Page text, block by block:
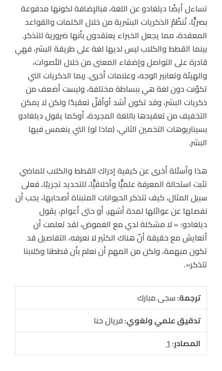
تساءل أيضًا ديلغادو عن اللغة، فبالإضافة لكونها مدفوعة
بصريًّا، تُنظّمُ الذكريات البشرية من خلال الكلمات والقواعد
المعقدة، مما يجعل الخبراء يعتقدون بأنها ضرورية للتذكر.
بينما القطط والكلاب ليس لديها لغة على طريقة البشر، فهي
قادرة على التواصل وإضفاء المعنى من خلال الأصوات،
والهيئة وتعابير الوجه، وعلامات أخرى. ربما الذكريات التي
تكوّنت دون لغة هي ببساطة مختلفة، وليست أضعف من
ذكريات البشر، وقد تكون أشد أوأقلّ تعقيدًا ولكن لا يمكن
التخفيف من تعقيدها باللغة المجردة، أوكما يقول ديلغادو
بسيناريوهات التخمين الثاني، (ماذا لو) التي ينغمس فيها
البشر.
هذا وأسئلة أخرى عن كيفية إدراك القطط والكلاب للماضي
تثبت استحالة المعرفة علميًّا وأخلاقيًّا، للتحديد تجريبًا، فعلى
سبيل المثال، كيف تتذكر الحيوانات المتبناة أصحابها، يجب أن
نفصلها عن عوائلها لمدة أشهر، أو حتى أعوام، يقول
ديلغادو: « لا مشكلة لدي مع الغموض، لقد تعلمت أن
أتعايش مع حقيقة أنّ هناك الكثير لا نعرفه، التفاصيل قد
تكون مبهمة، ولكن من المهم أن نعلم بأن قططنا وكلابنا
تتذكر».
ترجمة:سجى مبارك
تدقيق علمي ولغوي:فريال حنا
المصادر:1